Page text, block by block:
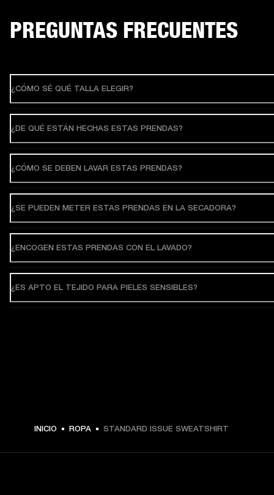
€ 99 -
PREGUNTAS FRECUENTES
¿CÓMO SÉ QUÉ TALLA ELEGIR?
¿DE QUÉ ESTÁN HECHAS ESTAS PRENDAS?
¿CÓMO SE DEBEN LAVAR ESTAS PRENDAS?
¿SE PUEDEN METER ESTAS PRENDAS EN LA SECADORA?
¿ENCOGEN ESTAS PRENDAS CON EL LAVADO?
¿ES APTO EL TEJIDO PARA PIELES SENSIBLES?
INICIO ROPA STANDARD ISSUE SWEATSHIRT